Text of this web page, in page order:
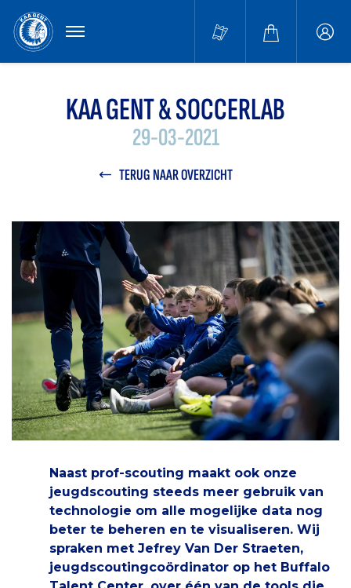
MENU
KAA GENT & SOCCERLAB
29-03-2021
TERUG NAAR OVERZICHT
Naast prof-scouting maakt ook onze
jeugdscouting steeds meer gebruik van
technologie om alle mogelijke data nog
beter te beheren en te visualiseren. Wij
spraken met Jefrey Van Der Straeten,
jeugdscoutingcoördinator op het Buffalo